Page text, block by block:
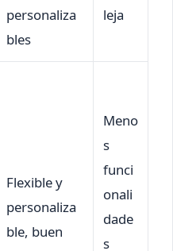
personaliza
bles
leja
Flexible y
personaliza
ble, buen
Meno
s
funci
onali
dade
s